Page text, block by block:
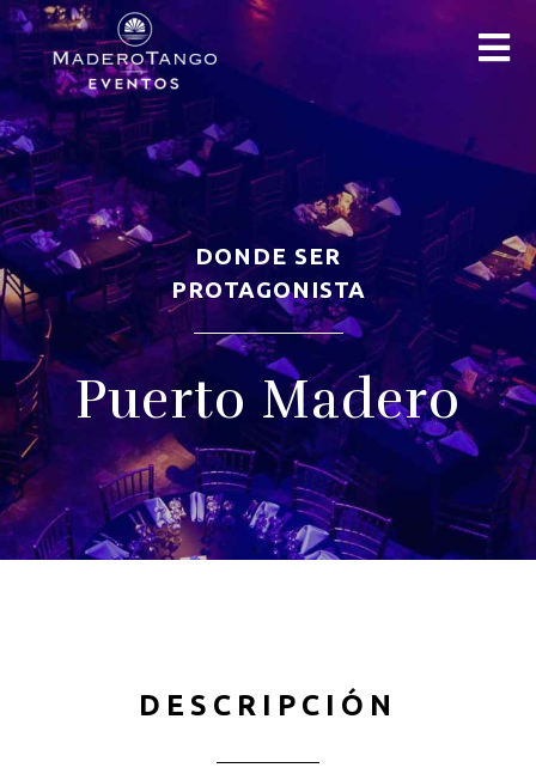
DONDE SER
PROTAGONISTA
Puerto Madero
DESCRIPCIÓN